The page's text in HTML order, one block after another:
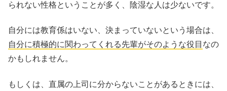
られない性格ということが多く、陰湿な人は少ないです。
自分には教育係はいない、決まっていないという場合は、
自分に積極的に関わってくれる先輩がそのような役目 なの
かもしれません。
もしくは、直属の上司に分からないことがあるときには、